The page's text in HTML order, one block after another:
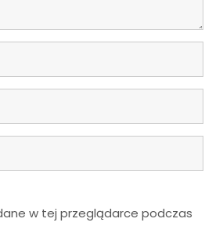
w tej przeglądarce podczas